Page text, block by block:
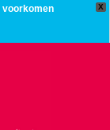
X
voorkomen